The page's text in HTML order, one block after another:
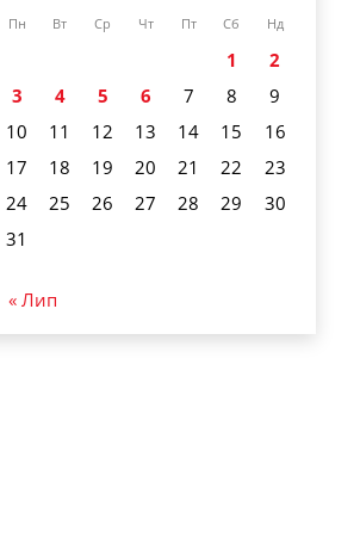
Пн Вт Ср Чт Пт Сб Нд
1
2
3
4 5 6 7 8
9
10
11 12 13 14 15
16
17
18 19 20 21 22
23
24
25 26 27 28 29
30
31
« Лип